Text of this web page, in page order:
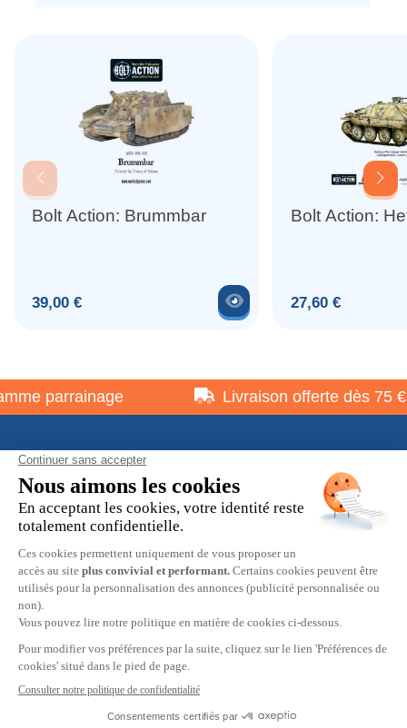
Bolt Action: Brummbar
Prix
39,00 € Voir le produit
Bolt Action:
Prix
27,60 €
parrainage Livraison offerte dès 75 €
À propos
Informations pratiques
Restons en contact
© 2026 HOBBY MAX -Mentions légales
confidentialité-Préférences cookies-